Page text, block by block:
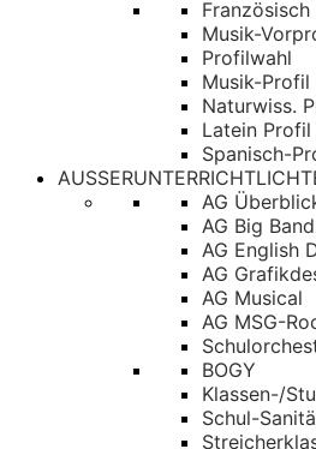
Musik-
Profilwahl
Musik-Profil
Naturwiss.
Latein Profil
Spanisch-
AG
AG Big Band
AG English
AG
AG Musical
AG MSG-
BOGY
Klassen-/
Schul-